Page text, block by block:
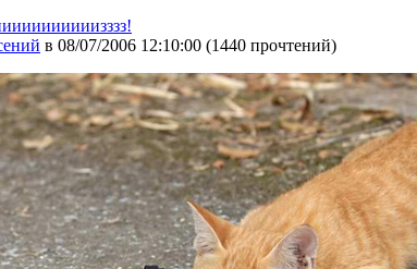
в 08/07/2006 12:10:00 (1440 прочтений)